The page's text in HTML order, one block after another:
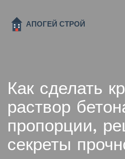
Как сделать
раствор
пропорции,
секреты